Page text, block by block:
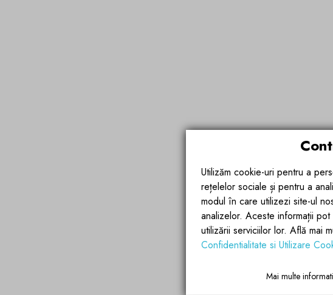
Utilizăm cookie-uri pentru a
rețelelor sociale și pentru a
modul în care utilizezi site-ul
analizelor. Aceste informații
utilizării serviciilor lor. Află mai
Confidentialitate si Utilizare
Mai multe